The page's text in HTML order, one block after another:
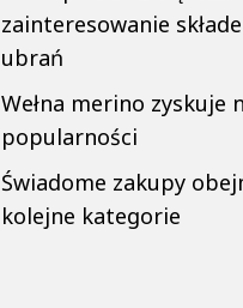
zainteresowanie
ubrań
Wełna merino zyskuje
popularności
Świadome zakupy
kolejne kategorie